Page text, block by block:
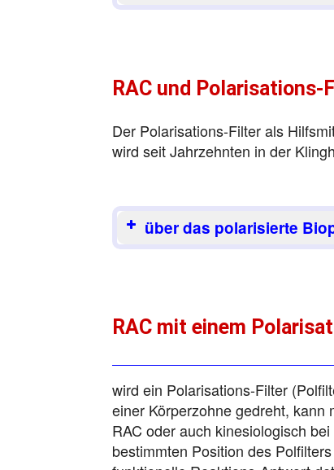
RAC und Polarisations-
Der Polarisations-Filter als
wird seit Jahrzehnten in der
über das polarisierte
RAC mit einem
wird ein Polarisations-Filter
einer Körperzohne gedreht, kann
RAC oder auch kinesiologisch
bestimmten Position des